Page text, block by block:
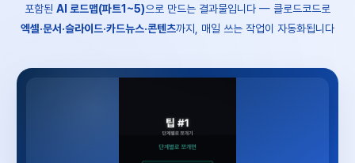
포함된 AI 로드맵(파트1~5)으로 만드는 결과물입니다 — 클로드코드로
엑셀·문서·슬라이드·카드뉴스·콘텐츠까지, 매일 쓰는 작업이 자동화됩니다